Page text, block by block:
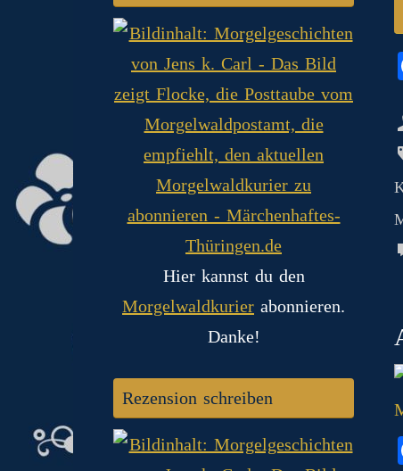
Hier kannst du den
Morgelwaldkurier abonnieren.
Danke!
Rezension schreiben